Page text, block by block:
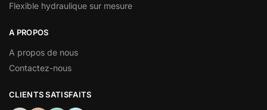
Flexible hydraulique sur mesure
A PROPOS
A propos de nous
Contactez-nous
CLIENTS SATISFAITS